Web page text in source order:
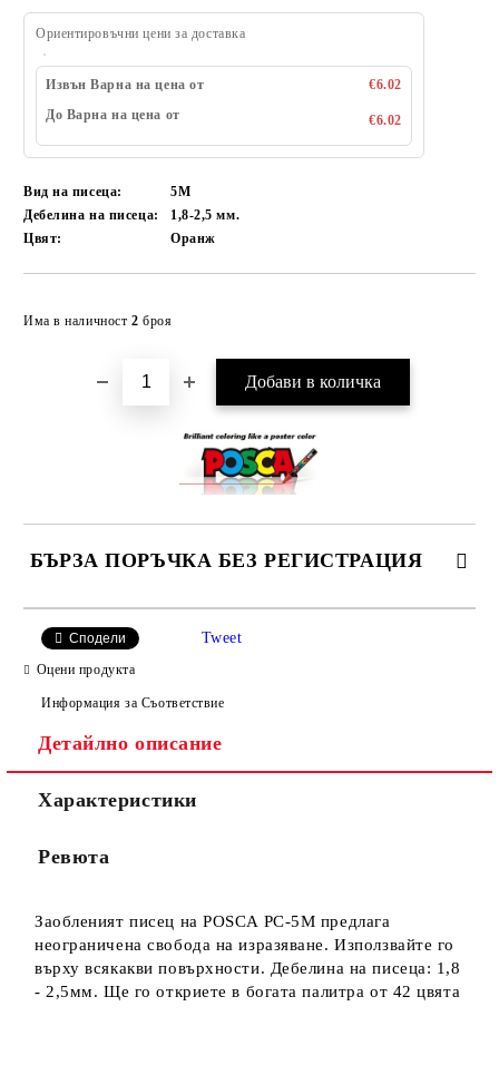
Ориентировъчни цени за доставка
Извън Варна на цена от
€6.02
До Варна на цена от
€6.02
Вид на писеца:
5M
Дебелина на писеца:
1,8-2,5 мм.
Цвят:
Оранж
Има в наличност 2 броя
БЪРЗА ПОРЪЧКА БЕЗ РЕГИСТРАЦИЯ
Сподели Tweet
Оцени продукта
Информация за Съответствие
Детайлно описание
Характеристики
Ревюта
Заобленият писец на POSCA PC-5M предлага
неограничена свобода на изразяване. Използвайте го
върху всякакви повърхности. Дебелина на писеца: 1,8
- 2,5мм. Ще го откриете в богата палитра от 42 цвята